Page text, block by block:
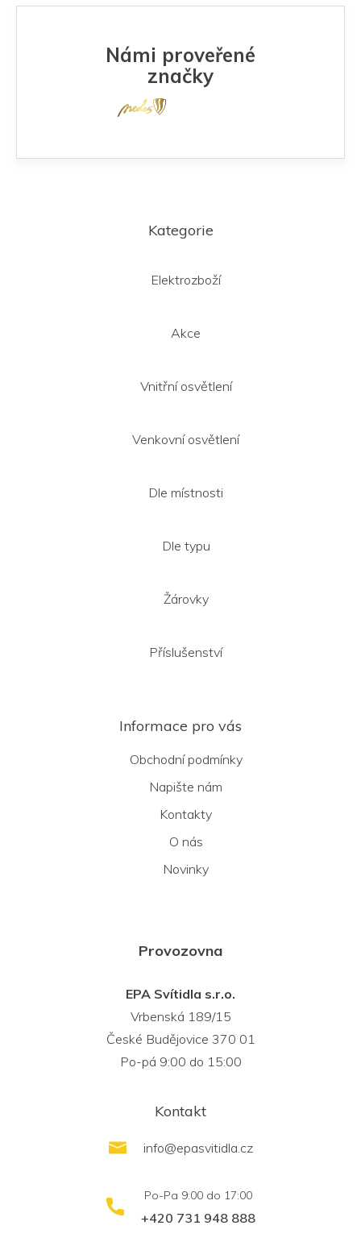
Námi proveřené
značky
Kategorie
Elektrozboží
Akce
Vnitřní osvětlení
Venkovní osvětlení
Dle místnosti
Dle typu
Žárovky
Příslušenství
Informace pro vás
Obchodní podmínky
Napište nám
Kontakty
O nás
Novinky
Provozovna
EPA Svítidla s.r.o.
Vrbenská 189/15
České Budějovice 370 01
Po-pá 9:00 do 15:00
Kontakt
info@epasvitidla.cz
+420 731 948 888